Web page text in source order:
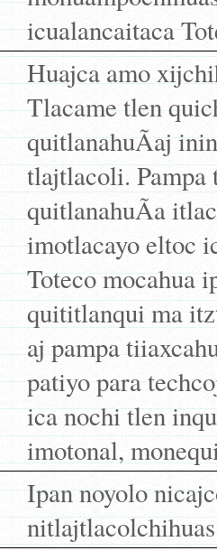
icualancaitaca
Huajca amo
Tlacame tlen
quitlanahuÃ­aj
tlajtlacoli. Pampa
quitlanahuÃ­a
imotlacayo eltoc
Toteco mocahua
quititlanqui ma
aj pampa
patiyo para
ica nochi tlen
imotonal,
Ipan noyolo